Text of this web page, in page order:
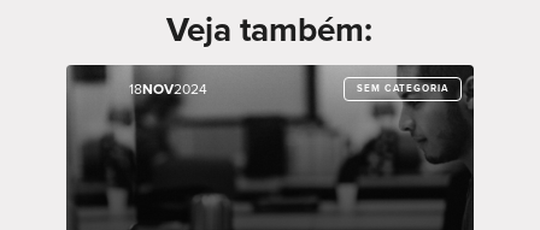
Veja também:
18NOV2024 SEM CATEGORIA
18NOV2024 SEM CATEGORIA